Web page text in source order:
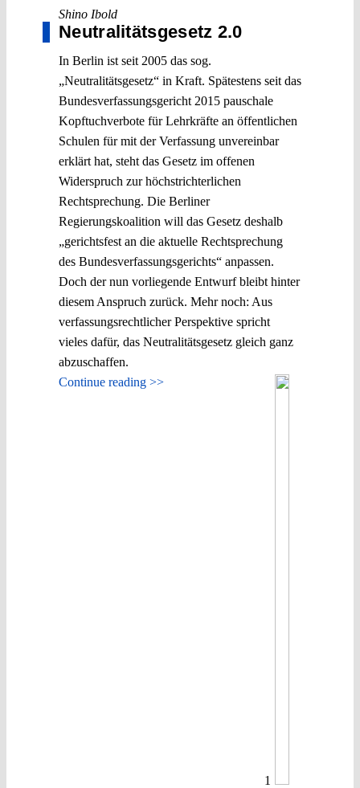
Shino Ibold
Neutralitätsgesetz 2.0
In Berlin ist seit 2005 das sog.
„Neutralitätsgesetz“ in Kraft. Spätestens seit das
Bundesverfassungsgericht 2015 pauschale
Kopftuchverbote für Lehrkräfte an öffentlichen
Schulen für mit der Verfassung unvereinbar
erklärt hat, steht das Gesetz im offenen
Widerspruch zur höchstrichterlichen
Rechtsprechung. Die Berliner
Regierungskoalition will das Gesetz deshalb
„gerichtsfest an die aktuelle Rechtsprechung
des Bundesverfassungsgerichts“ anpassen.
Doch der nun vorliegende Entwurf bleibt hinter
diesem Anspruch zurück. Mehr noch: Aus
verfassungsrechtlicher Perspektive spricht
vieles dafür, das Neutralitätsgesetz gleich ganz
abzuschaffen.
Continue reading >>
1